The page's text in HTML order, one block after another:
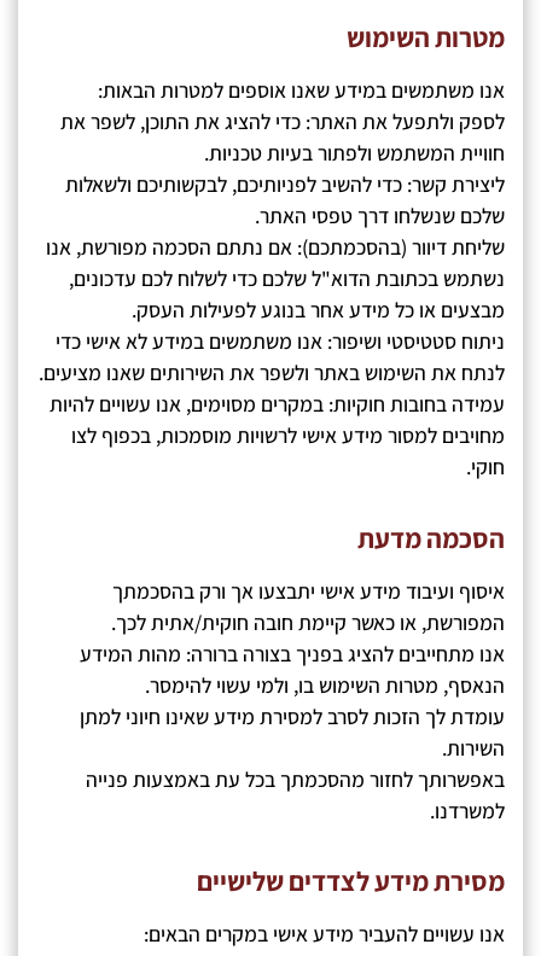
מטרות השימוש
אנו משתמשים במידע שאנו אוספים למטרות הבאות:
​לספק ולתפעל את האתר: כדי להציג את התוכן, לשפר את
חוויית המשתמש ולפתור בעיות טכניות.
​ליצירת קשר: כדי להשיב לפניותיכם, לבקשותיכם ולשאלות
שלכם שנשלחו דרך טפסי האתר.
​שליחת דיוור (בהסכמתכם): אם נתתם הסכמה מפורשת, אנו
נשתמש בכתובת הדוא"ל שלכם כדי לשלוח לכם עדכונים,
מבצעים או כל מידע אחר בנוגע לפעילות העסק.
​ניתוח סטטיסטי ושיפור: אנו משתמשים במידע לא אישי כדי
לנתח את השימוש באתר ולשפר את השירותים שאנו מציעים.
​עמידה בחובות חוקיות: במקרים מסוימים, אנו עשויים להיות
מחויבים למסור מידע אישי לרשויות מוסמכות, בכפוף לצו
חוקי.
הסכמה מדעת
איסוף ועיבוד מידע אישי יתבצעו אך ורק בהסכמתך
המפורשת, או כאשר קיימת חובה חוקית/אתית לכך.
אנו מתחייבים להציג בפניך בצורה ברורה: מהות המידע
הנאסף, מטרות השימוש בו, ולמי עשוי להימסר.
עומדת לך הזכות לסרב למסירת מידע שאינו חיוני למתן
השירות.
באפשרותך לחזור מהסכמתך בכל עת באמצעות פנייה
למשרדנו.
מסירת מידע לצדדים שלישיים
אנו עשויים להעביר מידע אישי במקרים הבאים: